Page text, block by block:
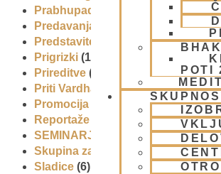
POTI
Prabhupadovi učenci in ostali(3)
Predavanja
Predstavitev
Prigrizki (1)
Prireditve (7)
Priti Vardhana das(1)
Promocija in izobrazevanje(3)
Reportaže
SEMINARJI IN TEČAJ (5)
Skupina za podporo družinam in
Sladice (6)